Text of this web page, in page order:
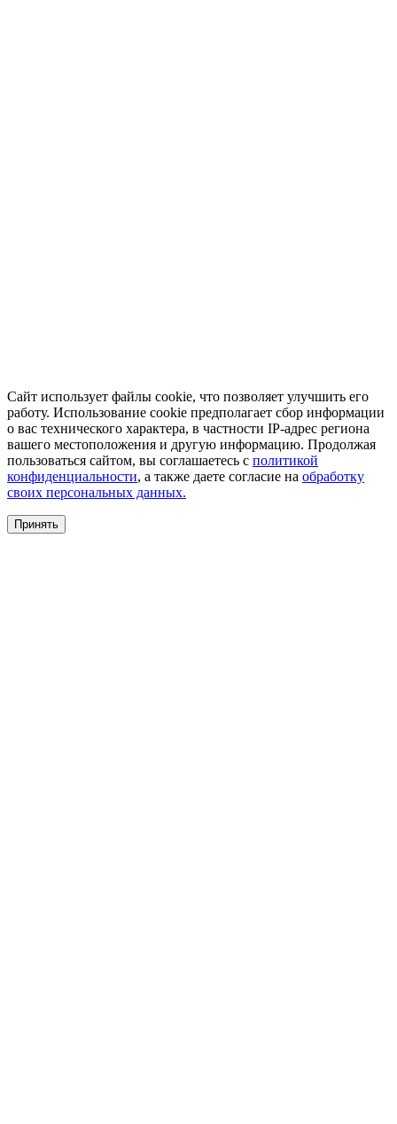
Сайт использует файлы cookie, что позволяет улучшить его
работу. Использование cookie предполагает сбор информации
о вас технического характера, в частности IP-адрес региона
вашего местоположения и другую информацию. Продолжая
пользоваться сайтом, вы соглашаетесь с политикой
конфиденциальности, а также даете согласие на обработку
своих персональных данных.
Принять